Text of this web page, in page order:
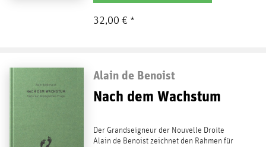
32,00 € *
Alain de Benoist
Nach dem Wachstum
Der Grandseigneur der Nouvelle Droite
Alain de Benoist zeichnet den Rahmen für